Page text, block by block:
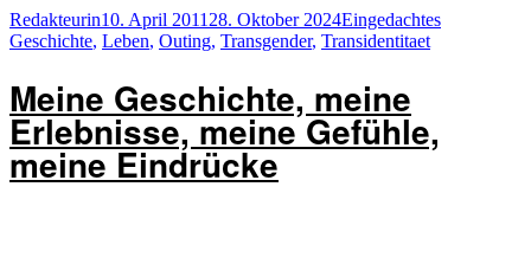
Autor
RedakteurinVeröffentlicht
am
10. April 2011 28. Oktober 2024Kategorien
Eingedachtes
Geschichte, Leben, Outing, Transgender, Transidentitaet
Meine Geschichte, meine
Erlebnisse, meine Gefühle,
meine Eindrücke